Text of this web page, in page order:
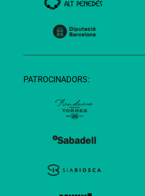
PATROCINADORS: